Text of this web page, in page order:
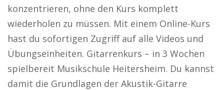
konzentrieren, ohne den Kurs komplett
wiederholen zu müssen. Mit einem Online-Kurs
hast du sofortigen Zugriff auf alle Videos und
Übungseinheiten. Gitarrenkurs – in 3 Wochen
spielbereit Musikschule Heitersheim. Du kannst
damit die Grundlagen der Akustik-Gitarre